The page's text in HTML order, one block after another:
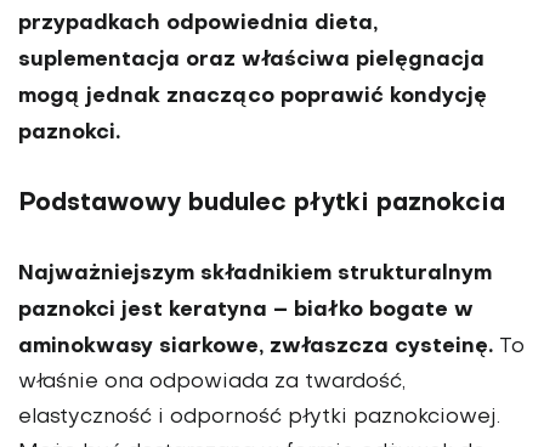
przypadkach odpowiednia dieta,
suplementacja oraz właściwa pielęgnacja
mogą jednak znacząco poprawić kondycję
paznokci.
Podstawowy budulec płytki paznokcia
Najważniejszym składnikiem strukturalnym
paznokci jest keratyna – białko bogate w
aminokwasy siarkowe, zwłaszcza cysteinę. To
właśnie ona odpowiada za twardość,
elastyczność i odporność płytki paznokciowej.